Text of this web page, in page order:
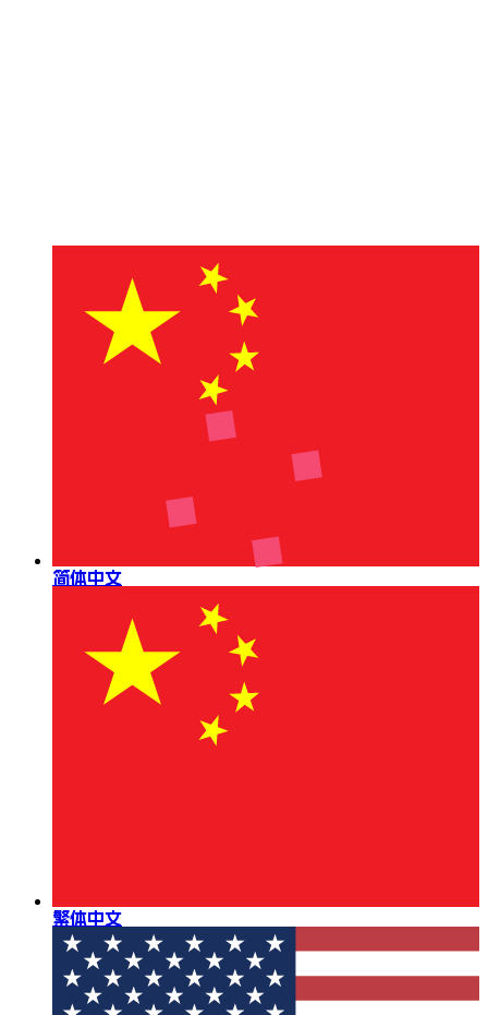
简体中文
繁体中文